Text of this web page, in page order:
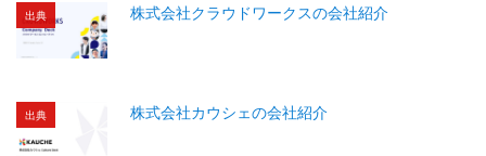
出典 株式会社クラウドワークスの会社紹介
出典 株式会社カウシェの会社紹介